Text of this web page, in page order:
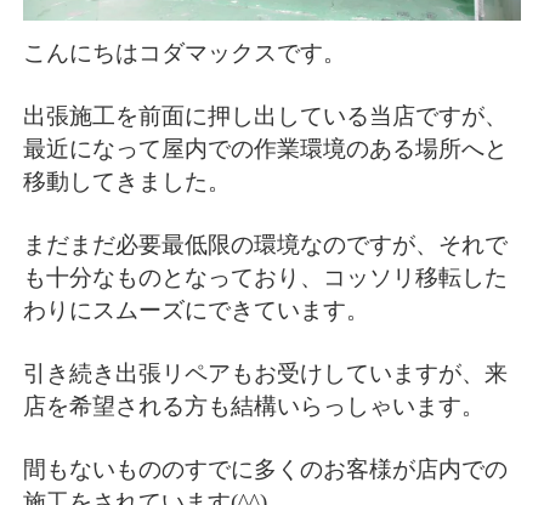
こんにちはコダマックスです。
出張施工を前面に押し出している当店ですが、
最近になって屋内での作業環境のある場所へと
移動してきました。
まだまだ必要最低限の環境なのですが、それで
も十分なものとなっており、コッソリ移転した
わりにスムーズにできています。
引き続き出張リペアもお受けしていますが、来
店を希望される方も結構いらっしゃいます。
間もないもののすでに多くのお客様が店内での